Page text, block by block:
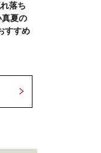
落ち
夏の
すすめ